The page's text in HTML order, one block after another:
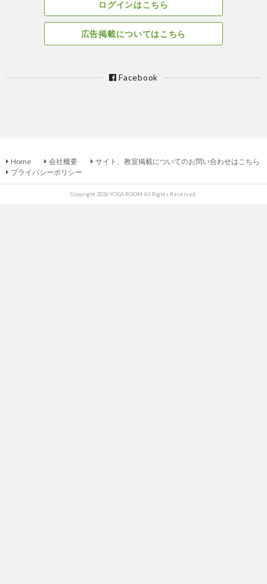
ログインはこちら
広告掲載についてはこちら
Facebook
Home 会社概要
サイト、教室掲載についてのお問い合わせはこちら
プライバシーポリシー
Copyright 2026 YOGA ROOM All Rights Reserved.